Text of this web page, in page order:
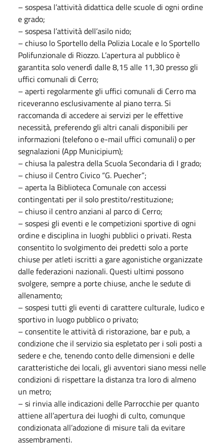
– sospesa l’attività didattica delle scuole di ogni ordine
e grado;
– sospesa l’attività dell’asilo nido;
– chiuso lo Sportello della Polizia Locale e lo Sportello
Polifunzionale di Riozzo. L’apertura al pubblico è
garantita solo venerdì dalle 8,15 alle 11,30 presso gli
uffici comunali di Cerro;
– aperti regolarmente gli uffici comunali di Cerro ma
riceveranno esclusivamente al piano terra. Si
raccomanda di accedere ai servizi per le effettive
necessità, preferendo gli altri canali disponibili per
informazioni (telefono o e-mail uffici comunali) o per
segnalazioni (App Municipium);
– chiusa la palestra della Scuola Secondaria di I grado;
– chiuso il Centro Civico “G. Puecher”;
– aperta la Biblioteca Comunale con accessi
contingentati per il solo prestito/restituzione;
– chiuso il centro anziani al parco di Cerro;
– sospesi gli eventi e le competizioni sportive di ogni
ordine e disciplina in luoghi pubblici o privati. Resta
consentito lo svolgimento dei predetti solo a porte
chiuse per atleti iscritti a gare agonistiche organizzate
dalle federazioni nazionali. Questi ultimi possono
svolgere, sempre a porte chiuse, anche le sedute di
allenamento;
– sospesi tutti gli eventi di carattere culturale, ludico e
sportivo in luogo pubblico o privato;
– consentite le attività di ristorazione, bar e pub, a
condizione che il servizio sia espletato per i soli posti a
sedere e che, tenendo conto delle dimensioni e delle
caratteristiche dei locali, gli avventori siano messi nelle
condizioni di rispettare la distanza tra loro di almeno
un metro;
– si rinvia alle indicazioni delle Parrocchie per quanto
attiene all’apertura dei luoghi di culto, comunque
condizionata all’adozione di misure tali da evitare
assembramenti.